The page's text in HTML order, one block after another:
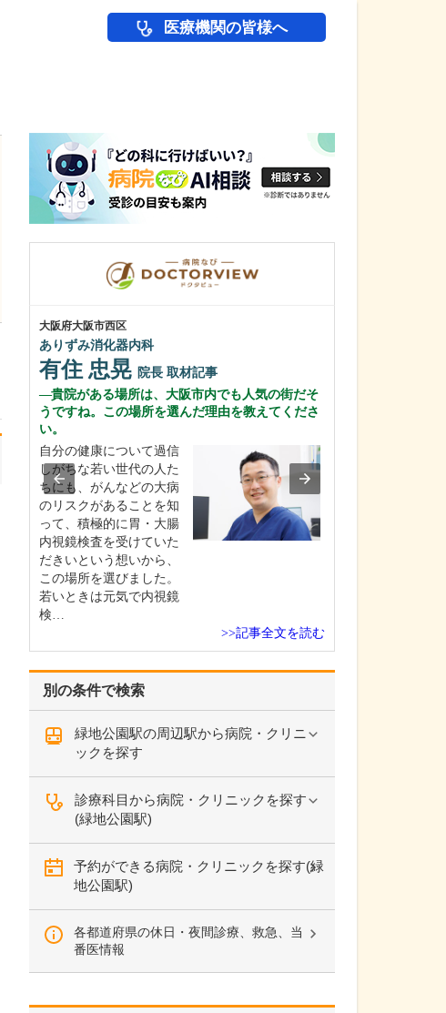
医療機関の皆様へ
別の条件で検索
緑地公園駅の周辺駅から病院・クリニ
ックを探す
診療科目から病院・クリニックを探す
(緑地公園駅)
予約ができる病院・クリニックを探す(緑
地公園駅)
各都道府県の休日・夜間診療、救急、当
番医情報
大阪府大阪市西区
ありずみ消化器内科
有住 忠晃 院長 取材記事
貴院がある場所は、大阪市内でも人気の街だそ
うですね。この場所を選んだ理由を教えてくださ
い。
自分の健康について過信
しがちな若い世代の人た
ちにも、がんなどの大病
のリスクがあることを知
って、積極的に胃・大腸
内視鏡検査を受けていた
だきいという想いから、
この場所を選びました。
若いときは元気で内視鏡
検…
>>記事全文を読む